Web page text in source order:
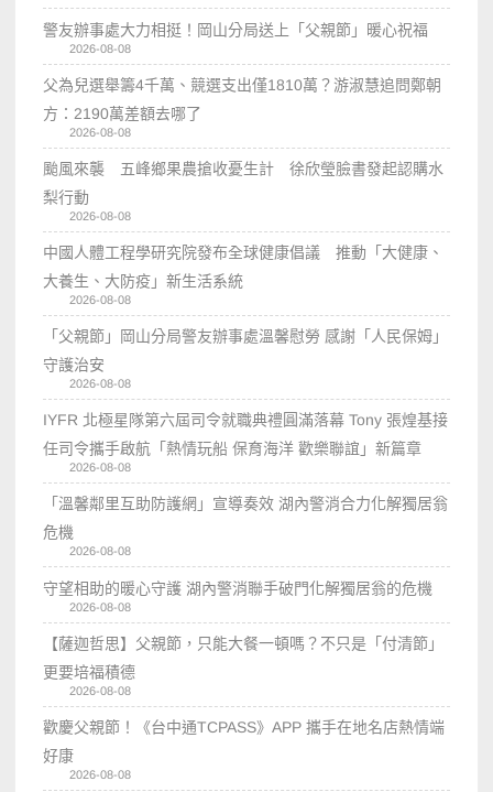
警友辦事處大力相挺！岡山分局送上「父親節」暖心祝福
2026-08-08
父為兒選舉籌4千萬、競選支出僅1810萬？游淑慧追問鄭朝
方：2190萬差額去哪了
2026-08-08
颱風來襲 五峰鄉果農搶收憂生計 徐欣瑩臉書發起認購水
梨行動
2026-08-08
中國人體工程學研究院發布全球健康倡議 推動「大健康、
大養生、大防疫」新生活系統
2026-08-08
「父親節」岡山分局警友辦事處溫馨慰勞 感謝「人民保姆」
守護治安
2026-08-08
IYFR 北極星隊第六屆司令就職典禮圓滿落幕 Tony 張煌基接
任司令攜手啟航「熱情玩船 保育海洋 歡樂聯誼」新篇章
2026-08-08
「溫馨鄰里互助防護網」宣導奏效 湖內警消合力化解獨居翁
危機
2026-08-08
守望相助的暖心守護 湖內警消聯手破門化解獨居翁的危機
2026-08-08
【薩迦哲思】父親節，只能大餐一頓嗎？不只是「付清節」
更要培福積德
2026-08-08
歡慶父親節！《台中通TCPASS》APP 攜手在地名店熱情端
好康
2026-08-08